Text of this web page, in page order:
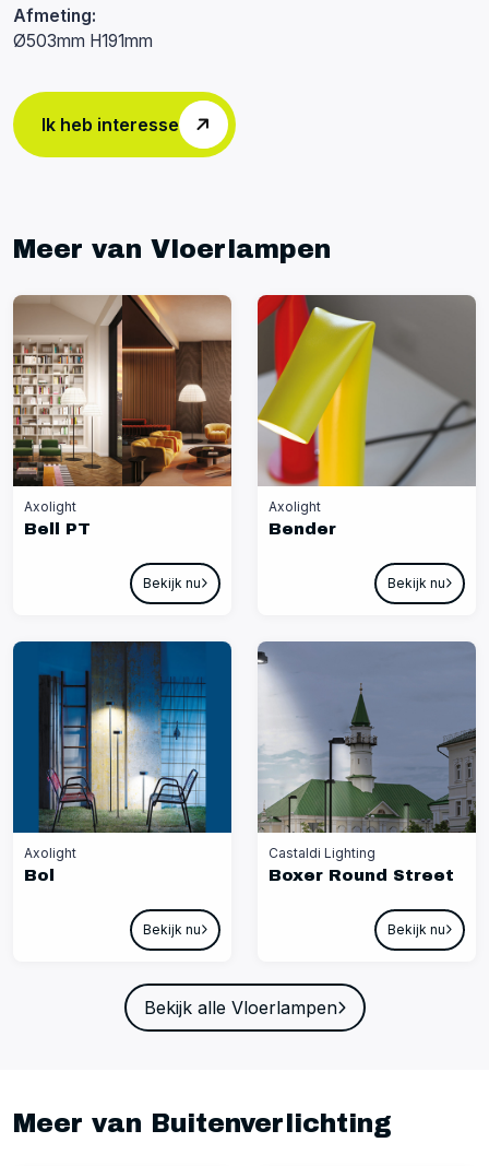
Afmeting:
Ø503mm H191mm
Ik heb interesse
Meer van Vloerlampen
Axolight
Bell PT
Bekijk nu
Axolight
Bender
Bekijk nu
Axolight
Bol
Bekijk nu
Castaldi Lighting
Boxer Round Street
Bekijk nu
Bekijk alle Vloerlampen
Meer van Buitenverlichting